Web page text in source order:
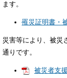
ます。
罹災証明書・
災害等により、被災
通りです。
被災者支